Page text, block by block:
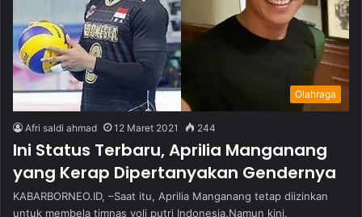
Olahraga
Afri saldi ahmad 12 Maret 2021 244
Ini Status Terbaru, Aprilia Manganang
yang Kerap Dipertanyakan Gendernya
KABARBORNEO.ID, –Saat itu, Aprilia Manganang tetap diizinkan
untuk membela timnas voli putri Indonesia.Namun kini,